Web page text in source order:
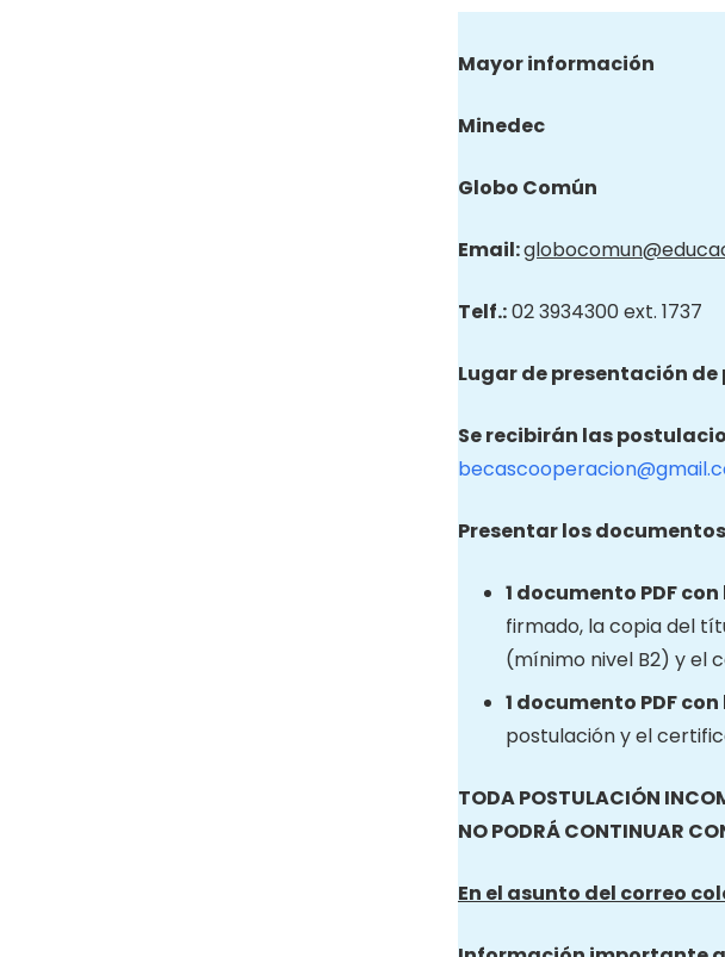
Mayor información
Minedec
Globo Común
Email:
Telf.:02 3934300 ext. 1737
Lugar de presentación
Se recibirán las
Presentar los
1 documento PDF
firmado, la copia del
(mínimo nivel B2) y el
1 documento PDF
postulación y el
TODA POSTULACIÓN
NO PODRÁ CONTINUAR
En el asunto del correo